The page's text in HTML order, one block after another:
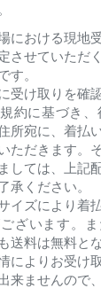
における現地
させていただ
す。
受け取りを確
約に基づき
所宛に、着払
ただきます。
しては、上記
承ください。
イズにより着
ざいます。
送料は無料と
によりお受け
来ませんので